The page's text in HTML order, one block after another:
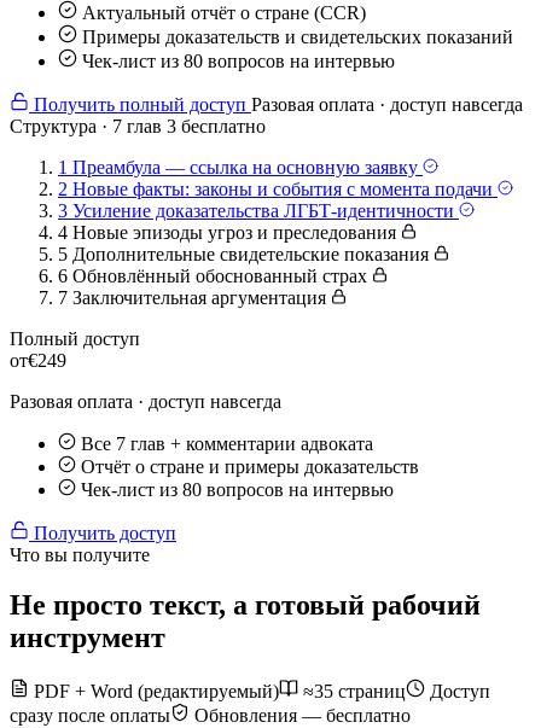
Актуальный отчёт о стране (CCR)
Примеры доказательств и свидетельских показаний
Чек-лист из 80 вопросов на интервью
Получить полный доступ Разовая оплата · доступ навсегда
Структура · 7 глав 3 бесплатно
1 Преамбула — ссылка на основную заявку
2 Новые факты: законы и события с момента подачи
3 Усиление доказательства ЛГБТ-идентичности
4 Новые эпизоды угроз и преследования
5 Дополнительные свидетельские показания
6 Обновлённый обоснованный страх
7 Заключительная аргументация
Полный доступ
от€249
Разовая оплата · доступ навсегда
Все 7 глав + комментарии адвоката
Отчёт о стране и примеры доказательств
Чек-лист из 80 вопросов на интервью
Получить доступ
Что вы получите
Не просто текст, а готовый рабочий
инструмент
PDF + Word (редактируемый) ≈35 страниц
Доступ
сразу после оплаты
Обновления — бесплатно